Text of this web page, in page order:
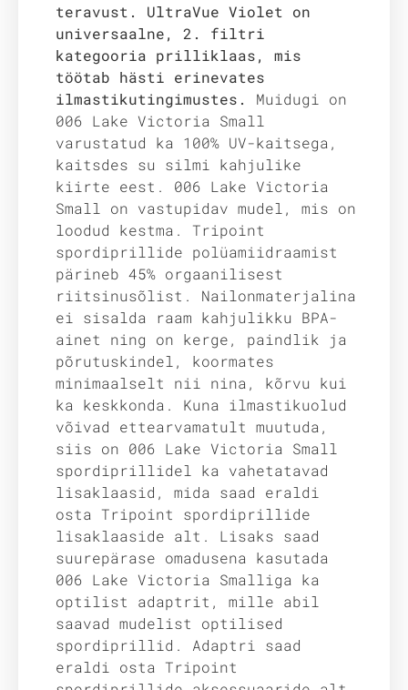
teravust. UltraVue Violet on
universaalne, 2. filtri
kategooria prilliklaas, mis
töötab hästi erinevates
ilmastikutingimustes.
Muidugi on
006 Lake Victoria Small
varustatud ka 100% UV-kaitsega,
kaitsdes su silmi kahjulike
kiirte eest. 006 Lake Victoria
Small on vastupidav mudel, mis on
loodud kestma. Tripoint
spordiprillide polüamiidraamist
pärineb 45% orgaanilisest
riitsinusõlist. Nailonmaterjalina
ei sisalda raam kahjulikku BPA-
ainet ning on kerge, paindlik ja
põrutuskindel, koormates
minimaalselt nii nina, kõrvu kui
ka keskkonda. Kuna ilmastikuolud
võivad ettearvamatult muutuda,
siis on 006 Lake Victoria Small
spordiprillidel ka vahetatavad
lisaklaasid, mida saad eraldi
osta Tripoint spordiprillide
lisaklaaside alt. Lisaks saad
suurepärase omadusena kasutada
006 Lake Victoria Smalliga ka
optilist adaptrit, mille abil
saavad mudelist optilised
spordiprillid. Adaptri saad
eraldi osta Tripoint